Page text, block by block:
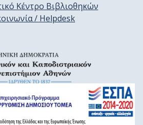
Κέντρο Βιβλιοθηκών
/ Helpdesk